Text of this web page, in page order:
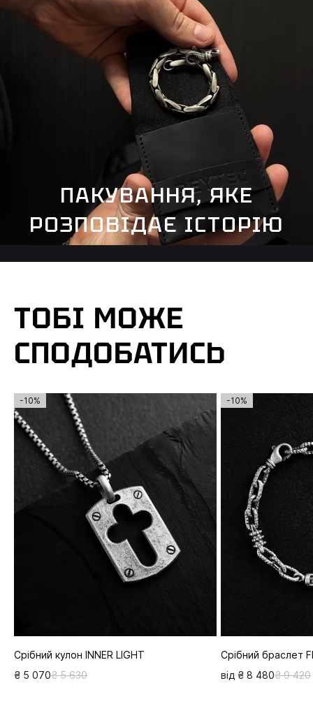
ПАКУВАННЯ, ЯКЕ
РОЗПОВІДАЄ ІСТОРІЮ
ТОБІ МОЖЕ
СПОДОБАТИСЬ
-10%
Срібний кулон INNER LIGHT
₴ 5 070₴ 5 630
-10%
Срібний браслет
від ₴ 8 480₴ 9 420